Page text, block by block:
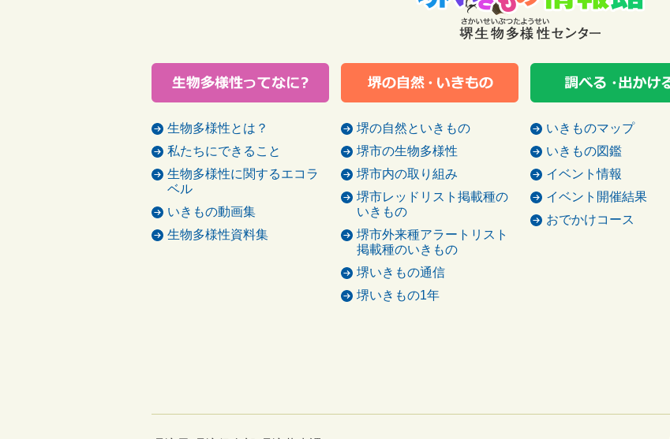
生物多様性とは？
私たちにできること
生物多様性に関するエコラ
ベル
いきもの動画集
生物多様性資料集
堺の自然といきもの
堺市の生物多様性
堺市内の取り組み
堺市レッドリスト掲載種の
いきもの
堺市外来種アラートリスト
掲載種のいきもの
堺いきもの通信
堺いきもの1年
いきものマップ
いきもの図鑑
イベント情報
イベント開催結果
おでかけコース